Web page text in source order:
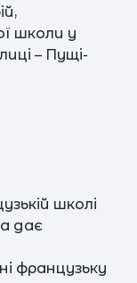
школи у
– Пущі-
школі
дає
французьку